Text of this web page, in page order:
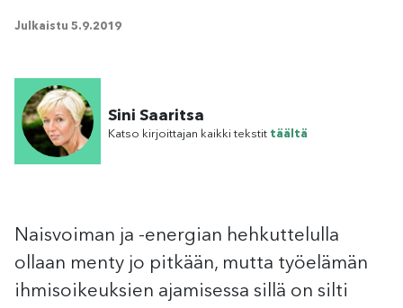
Sini Saaritsa
Katso kirjoittajan kaikki tekstit täältä
Julkaistu 5.9.2019
Naisvoiman ja -energian hehkuttelulla
ollaan menty jo pitkään, mutta työelämän
ihmisoikeuksien ajamisessa sillä on silti